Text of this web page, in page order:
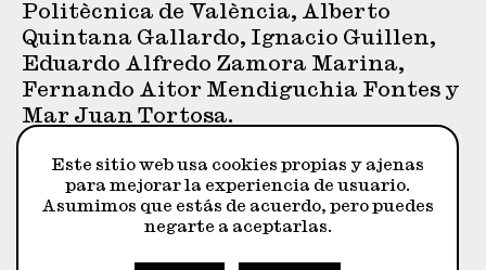
Seleccionados
Politècnica de València, Alberto
Quintana Gallardo, Ignacio Guillen,
Eduardo Alfredo Zamora Marina,
Fernando Aitor Mendiguchia Fontes y
Mar Juan Tortosa.
Este sitio web usa cookies propias y ajenas
para mejorar la experiencia de usuario.
Asumimos que estás de acuerdo, pero puedes
negarte a aceptarlas.